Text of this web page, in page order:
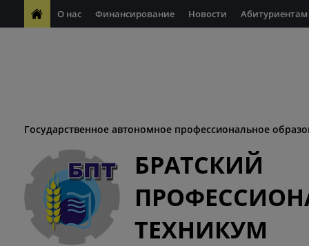
О нас Финансирование Новости Абитуриентам
Государственное автономное профессиональное
БРАТСКИЙ
ТЕХНИКУМ